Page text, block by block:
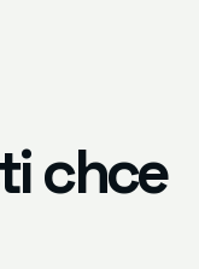
chce